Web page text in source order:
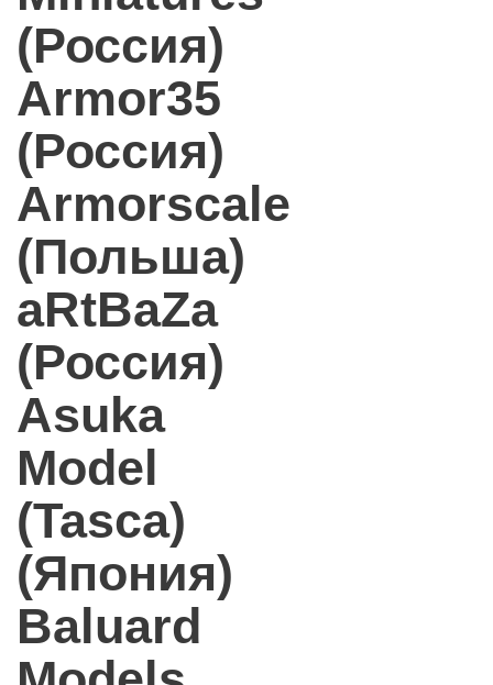
(Россия)
Armor35
(Россия)
Armorscale
(Польша)
aRtBaZa
(Россия)
Asuka
Model
(Tasca)
(Япония)
Baluard